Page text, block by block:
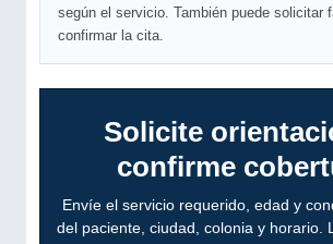
según el servicio. También puede solicitar
confirmar la cita.
Solicite
confirme
Envíe el servicio requerido, edad y
del paciente, ciudad, colonia y horario.